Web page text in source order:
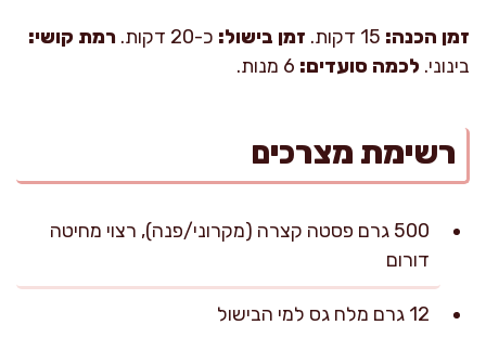
זמן הכנה: זמן בישול: כ-20 דקות.
רמת קושי:
בינוני. לכמה סועדים:
רשימת מצרכים
500 גרם פסטה קצרה (מקרוני/פנה), רצוי מחיטה
דורום
12 גרם מלח גס למי הבישול